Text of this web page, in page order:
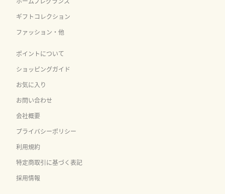
ギフトコレクション
ファッション・他
ポイントについて
ショッピングガイド
お気に入り
お問い合わせ
会社概要
プライバシーポリシー
利用規約
特定商取引に基づく表記
採用情報